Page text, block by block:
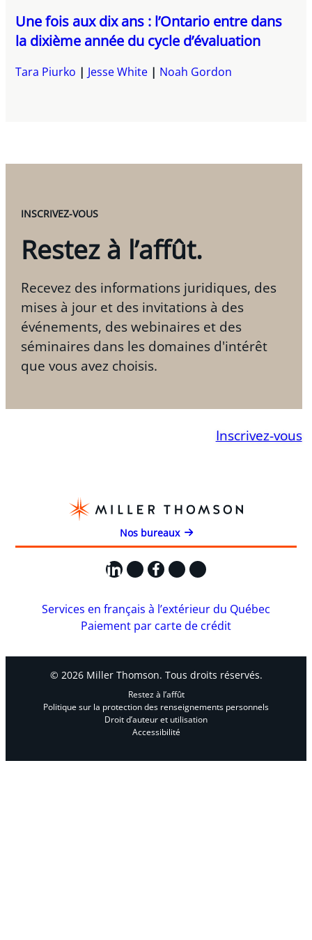
Une fois aux dix ans : l’Ontario entre dans
la dixième année du cycle d’évaluation
Tara Piurko Jesse White Noah Gordon
INSCRIVEZ-VOUS
Restez à l’affût.
Recevez des informations juridiques, des
mises à jour et des invitations à des
événements, des webinaires et des
séminaires dans les domaines d'intérêt
que vous avez choisis.
Inscrivez-vous
Nos bureaux
LinkedIn
X Facebook
Instagram
YouTube
Services en français à l’extérieur du Québec
Paiement par carte de crédit
© 2026 Miller Thomson. Tous droits réservés.
Restez à l’affût
Politique sur la protection des renseignements personnels
Droit d’auteur et utilisation
Accessibilité